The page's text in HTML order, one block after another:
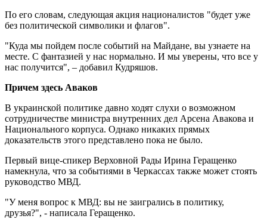
По его словам, следующая акция националистов "будет уже
без политической символики и флагов".
"Куда мы пойдем после событий на Майдане, вы узнаете на
месте. С фантазией у нас нормально. И мы уверены, что все у
нас получится", – добавил Кудряшов.
Причем здесь Аваков
В украинской политике давно ходят слухи о возможном
сотрудничестве министра внутренних дел Арсена Авакова и
Национального корпуса. Однако никаких прямых
доказательств этого представлено пока не было.
Первый вице-спикер Верховной Рады Ирина Геращенко
намекнула, что за событиями в Черкассах также может стоять
руководство МВД.
"У меня вопрос к МВД: вы не заигрались в политику,
друзья?", - написала Геращенко.